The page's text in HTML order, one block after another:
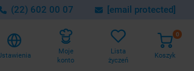
(22) 602 00 07 [email protected]
Moje
konto
Lista
życzeń
Koszyk
0